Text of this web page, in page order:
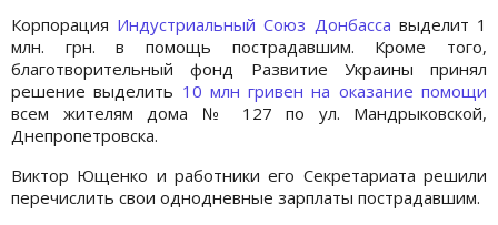
Корпорация Индустриальный Союз Донбасса выделит 1
млн. грн. в помощь пострадавшим. Кроме того,
благотворительный фонд Развитие Украины принял
решение выделить 10 млн гривен на оказание помощи
всем жителям дома № 127 по ул. Мандрыковской,
Днепропетровска.
Виктор Ющенко и работники его Секретариата решили
перечислить свои однодневные зарплаты пострадавшим.